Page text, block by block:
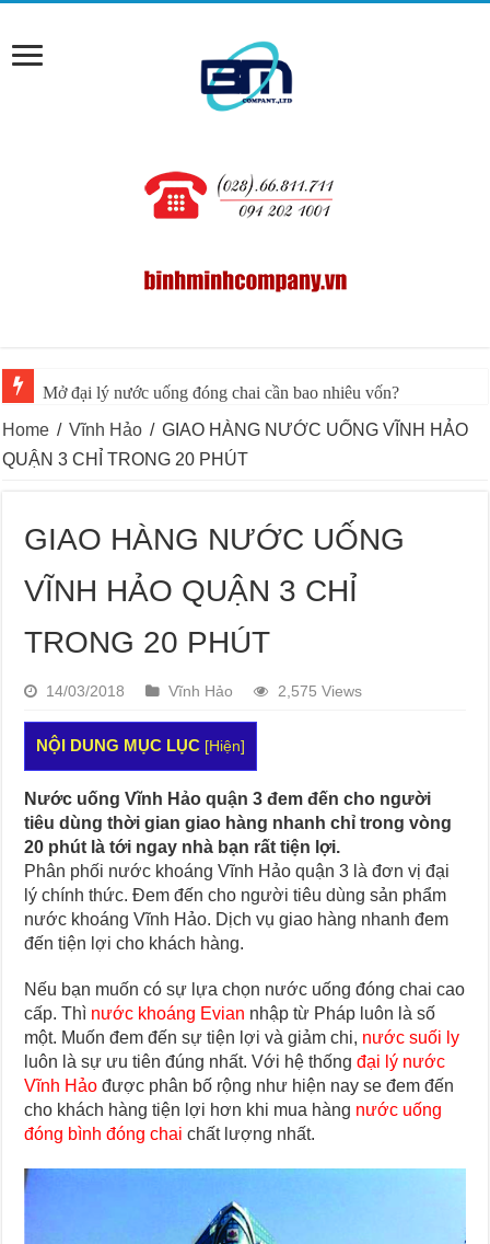
Mở đại lý nước uống đóng chai cần bao nhiêu vốn?
Home / Vĩnh Hảo / GIAO HÀNG NƯỚC UỐNG VĨNH HẢO
QUẬN 3 CHỈ TRONG 20 PHÚT
GIAO HÀNG NƯỚC UỐNG
VĨNH HẢO QUẬN 3 CHỈ
TRONG 20 PHÚT
14/03/2018 Vĩnh Hảo 2,575 Views
NỘI DUNG MỤC LỤC [Hiện]
Nước uống Vĩnh Hảo quận 3 đem đến cho người
tiêu dùng thời gian giao hàng nhanh chỉ trong vòng
20 phút là tới ngay nhà bạn rất tiện lợi.
Phân phối nước khoáng Vĩnh Hảo quận 3 là đơn vị đại
lý chính thức. Đem đến cho người tiêu dùng sản phẩm
nước khoáng Vĩnh Hảo. Dịch vụ giao hàng nhanh đem
đến tiện lợi cho khách hàng.
Nếu bạn muốn có sự lựa chọn nước uống đóng chai cao
cấp. Thì nước khoáng Evian nhập từ Pháp luôn là số
một. Muốn đem đến sự tiện lợi và giảm chi, nước suối ly
luôn là sự ưu tiên đúng nhất. Với hệ thốngđại lý nước
Vĩnh Hảo được phân bố rộng như hiện nay se đem đến
cho khách hàng tiện lợi hơn khi mua hàng nước uống
đóng bình đóng chai chất lượng nhất.